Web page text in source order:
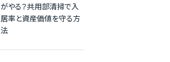
がやる？共用部清掃で入
居率と資産価値を守る方
法